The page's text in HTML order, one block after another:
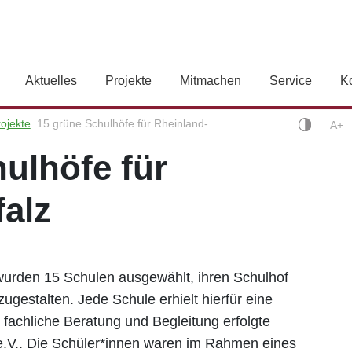
Aktuelles Projekte Mitmachen Service
15 grüne Schulhöfe für Rheinland- A+
Pfalz
für
15 Schulen ausgewählt, ihren Schulhof
Jede Schule erhielt hierfür eine
Beratung und Begleitung erfolgte
Die Schüler*innen waren im Rahmen eines